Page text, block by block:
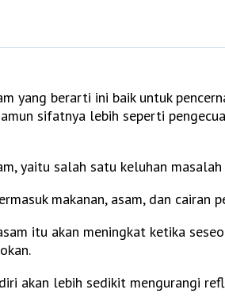
yang berarti ini baik untuk
sifatnya lebih seperti
yaitu salah satu keluhan
makanan, asam, dan cairan
itu akan meningkat ketika
akan lebih sedikit mengurangi